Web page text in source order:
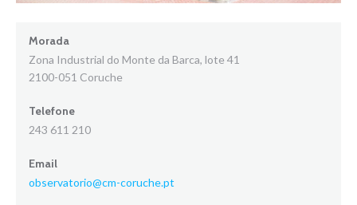
Morada
Zona Industrial do Monte da Barca, lote 41
2100-051 Coruche
Telefone
243 611 210
Email
observatorio@cm-coruche.pt